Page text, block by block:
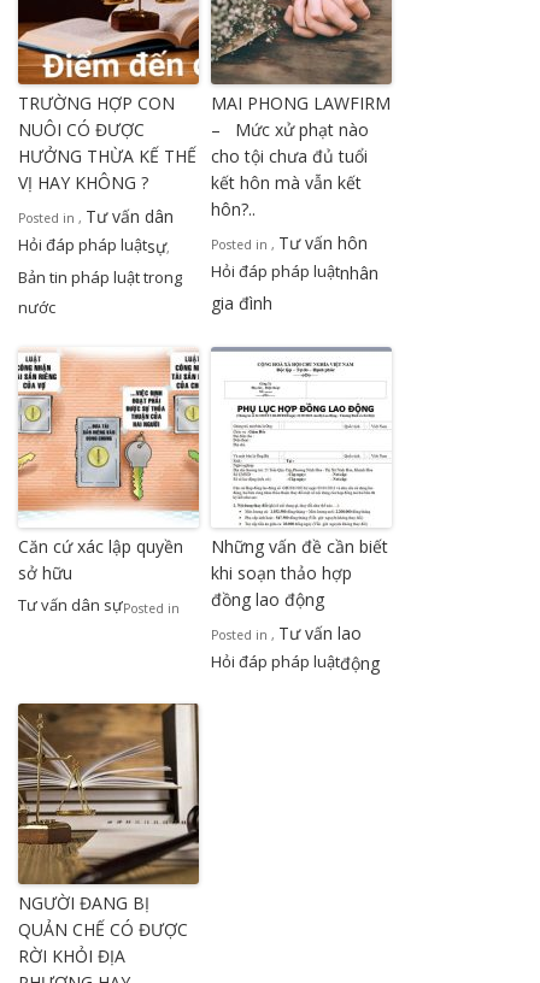
TRƯỜNG HỢP CON
NUÔI CÓ ĐƯỢC
HƯỞNG THỪA KẾ THẾ
VỊ HAY KHÔNG ?
Posted in
Hỏi đáp pháp luật
, Tư vấn dân
sự,
Bản tin pháp luật trong
nước
MAI PHONG LAWFIRM
– Mức xử phạt nào
cho tội chưa đủ tuổi
kết hôn mà vẫn kết
hôn?..
Posted in
Hỏi đáp pháp luật
, Tư vấn hôn
nhân
gia đình
Căn cứ xác lập quyền
sở hữu
Posted in
Tư vấn dân sự
Những vấn đề cần biết
khi soạn thảo hợp
đồng lao động
Posted in
Hỏi đáp pháp luật
, Tư vấn lao
động
NGƯỜI ĐANG BỊ
QUẢN CHẾ CÓ ĐƯỢC
RỜI KHỎI ĐỊA